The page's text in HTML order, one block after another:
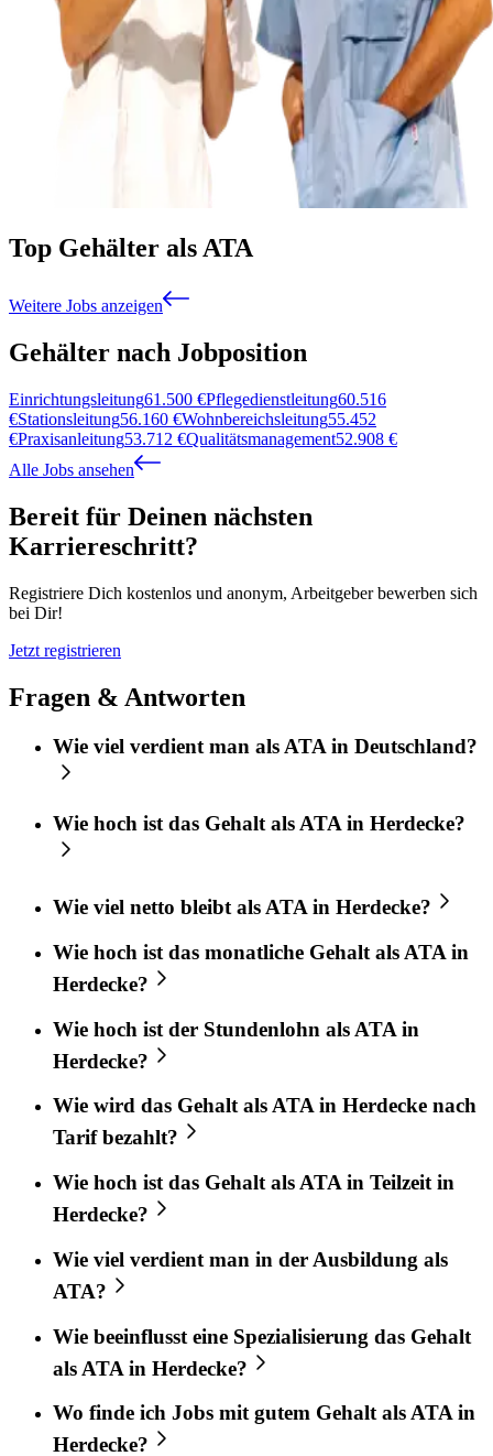
Top Gehälter als ATA
Weitere Jobs anzeigen
Gehälter nach Jobposition
Einrichtungsleitung61.500 €Pflegedienstleitung60.516
€Stationsleitung56.160 €Wohnbereichsleitung55.452
€Praxisanleitung53.712 €Qualitätsmanagement52.908 €
Alle Jobs ansehen
Bereit für Deinen nächsten
Karriereschritt?
Registriere Dich kostenlos und anonym, Arbeitgeber bewerben sich
bei Dir!
Jetzt registrieren
Fragen & Antworten
Wie viel verdient man als ATA in Deutschland?
Wie hoch ist das Gehalt als ATA in Herdecke?
Wie viel netto bleibt als ATA in Herdecke?
Wie hoch ist das monatliche Gehalt als ATA in
Herdecke?
Wie hoch ist der Stundenlohn als ATA in
Herdecke?
Wie wird das Gehalt als ATA in Herdecke nach
Tarif bezahlt?
Wie hoch ist das Gehalt als ATA in Teilzeit in
Herdecke?
Wie viel verdient man in der Ausbildung als
ATA?
Wie beeinflusst eine Spezialisierung das Gehalt
als ATA in Herdecke?
Wo finde ich Jobs mit gutem Gehalt als ATA in
Herdecke?